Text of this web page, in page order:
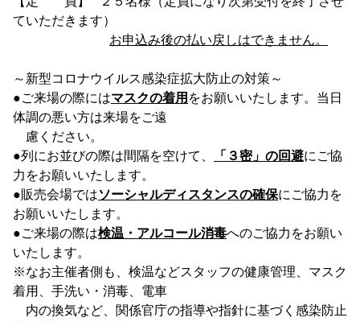
ていただきます）
お申込み後の払い戻しはできません。
～新型コロナウイルス感染症拡大防止の対策～
●ご来場の際にはマスクの着用 をお願いいたします。当日
体調の悪い方は来場をご遠
慮ください。
●列にお並びの際は間隔を空けて、
「３密」の回避にご協
力をお願いいたします。
●販売会場ではソーシャルディスタンスの確保にご協力を
お願いいたします。
●ご来場の際は検温・アルコール消毒へのご協力をお願い
いたします。
※なお主催者側も、検温などスタッフの健康管理、マスク
着用、手洗い・消毒、電車
内の換気など、関係官庁の指導や指針に基づく感染防止